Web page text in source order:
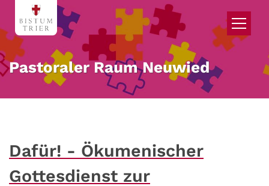
Zum Inhalt springen
Pastoraler Raum Neuwied
Dafür! - Ökumenischer
Gottesdienst zur